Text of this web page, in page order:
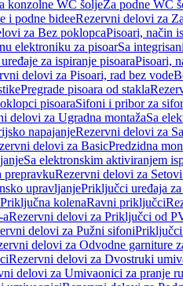
konzolne WC šoljeZa podne WC
i podne bideeRezervni delovi za
za Bez poklopcaPisoari, način
elektroniku za pisoarSa
za ispiranje pisoaraPisoari,
delovi za Pisoari, rad bez vode
Pregrade pisoara od stakla
pisoaraSifoni i pribor za
delovi za Ugradna montažaSa
napajanjeRezervni delovi za
delovi za BasicPredzidna
Sa elektronskim aktiviranjem
prepravkuRezervni delovi za
upravljanjePriključci uređaja
kolenaRavni priključci
Rezervni delovi za Priključci od
delovi za Pužni sifoni
delovi za Odvodne garniture
Rezervni delovi za Dvostruki
delovi za Umivaonici za pranje